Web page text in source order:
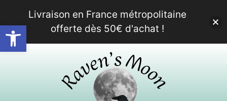
Ouvrir la barre d’outils
Livraison en France métropolitaine
offerte dès 50€ d'achat !